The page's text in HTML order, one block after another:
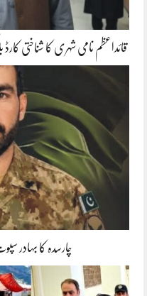
قائداعظم نامی شہری کا شناختی
چارسدہ کا بہادر